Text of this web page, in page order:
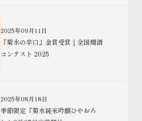
2025年09月11日
『菊水の辛口』金賞受賞｜全国燗酒
コンテスト 2025
2025年08月18日
季節限定『菊水純米吟醸ひやおろ